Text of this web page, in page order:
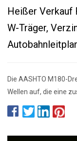
Heißer Verkauf
W-Träger,
Die AASHTO M180-
Wellen auf, die eine